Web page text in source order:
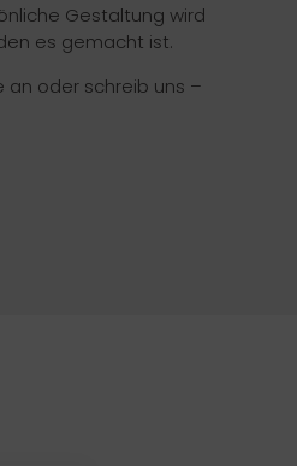
Gestaltung wird
es gemacht ist.
an oder schreib uns –